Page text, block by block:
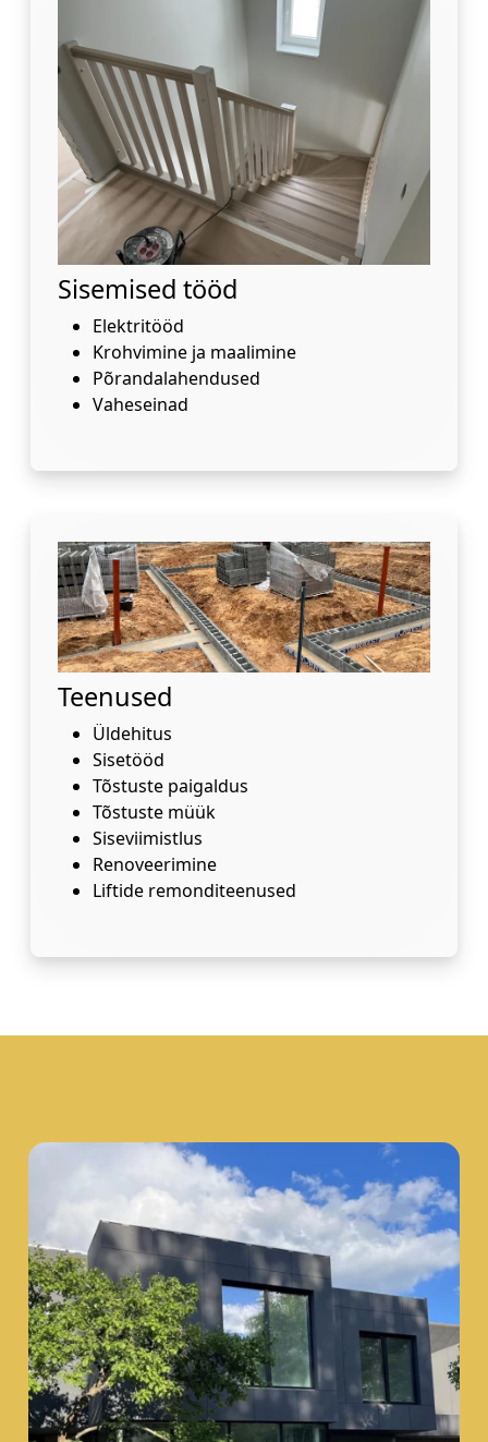
Sisemised tööd
Elektritööd
Krohvimine ja maalimine
Põrandalahendused
Vaheseinad
Teenused
Üldehitus
Sisetööd
Tõstuste paigaldus
Tõstuste müük
Siseviimistlus
Renoveerimine
Liftide remonditeenused